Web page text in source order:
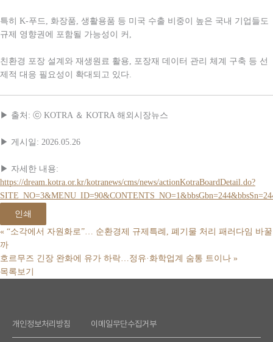
특히 K-푸드, 화장품, 생활용품 등 미국 수출 비중이 높은 국내 기업들도
규제 영향권에 포함될 가능성이 커,
친환경 포장 설계와 재생원료 활용, 포장재 데이터 관리 체계 구축 등 선
제적 대응 필요성이 확대되고 있다.
▶ 출처: ⓒ KOTRA ＆ KOTRA 해외시장뉴스
▶ 게시일: 2026.05.26
▶ 자세한 내용:
https://dream.kotra.or.kr/kotranews/cms/news/actionKotraBoardDetail.do?
인쇄
« “소각에서 자원화로”… 순환경제 규제특례, 폐기물 처리 패러다임 바꿀
까
호르무즈 긴장 완화에 유가 하락…정유·화학업계 숨통 트이나 »
목록보기
개인정보처리방침 이메일무단수집거부